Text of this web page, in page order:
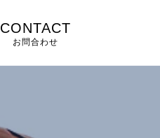
CONTACT
お問合わせ